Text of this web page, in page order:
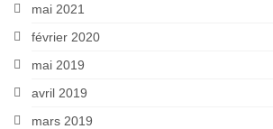
mai 2021
février 2020
mai 2019
avril 2019
mars 2019